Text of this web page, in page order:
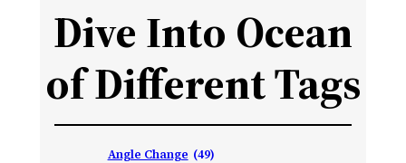
Dive Into Ocean
of Different Tags
Angle Change (49)